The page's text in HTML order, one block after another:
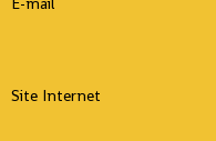
Site Internet